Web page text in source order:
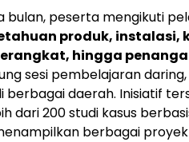
bulan, peserta mengikuti
produk, instalasi,
hingga
sesi pembelajaran
berbagai daerah. Inisiatif
dari 200 studi kasus
berbagai